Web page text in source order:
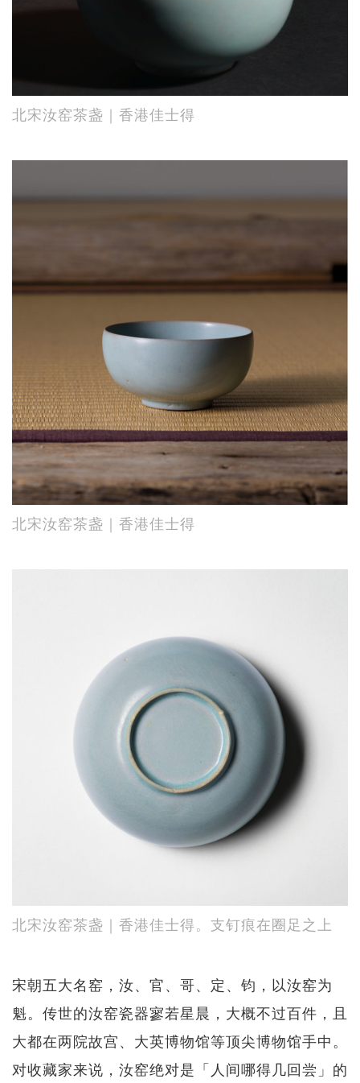
北宋汝窑茶盏｜香港佳士得
北宋汝窑茶盏｜香港佳士得
北宋汝窑茶盏｜香港佳士得。支钉痕在圈足之上
宋朝五大名窑，汝、官、哥、定、钧，以汝窑为
魁。传世的汝窑瓷器寥若星晨，大概不过百件，且
大都在两院故宫、大英博物馆等顶尖博物馆手中。
对收藏家来说，汝窑绝对是「人间哪得几回尝」的